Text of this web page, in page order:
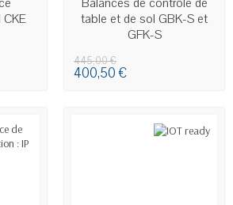
table et de sol GBK-S et
GFK-S
445,00 €
400,50 €